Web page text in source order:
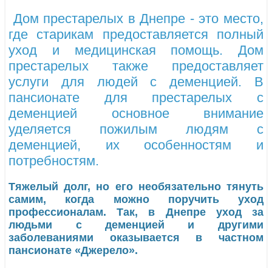
Дом престарелых в Днепре - это место,
где старикам предоставляется полный
уход и медицинская помощь. Дом
престарелых также предоставляет
услуги для людей с деменцией. В
пансионате для престарелых с
деменцией основное внимание
уделяется пожилым людям с
деменцией, их особенностям и
потребностям.
Тяжелый долг, но его необязательно тянуть
самим, когда можно поручить уход
профессионалам. Так, в Днепре уход за
людьми с деменцией и другими
заболеваниями оказывается в частном
пансионате «Джерело».